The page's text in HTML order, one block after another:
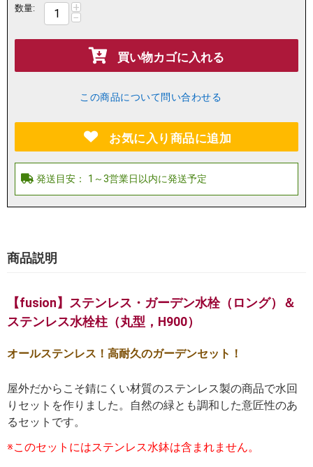
数量: +
−
買い物カゴに入れる
この商品について問い合わせる
お気に入り商品に追加
商品説明
【fusion】ステンレス・ガーデン水栓（ロング）＆
ステンレス水栓柱（丸型，H900）
オールステンレス！高耐久のガーデンセット！
屋外だからこそ錆にくい材質のステンレス製の商品で水回
りセットを作りました。自然の緑とも調和した意匠性のあ
るセットです。
※このセットにはステンレス水鉢は含まれません。